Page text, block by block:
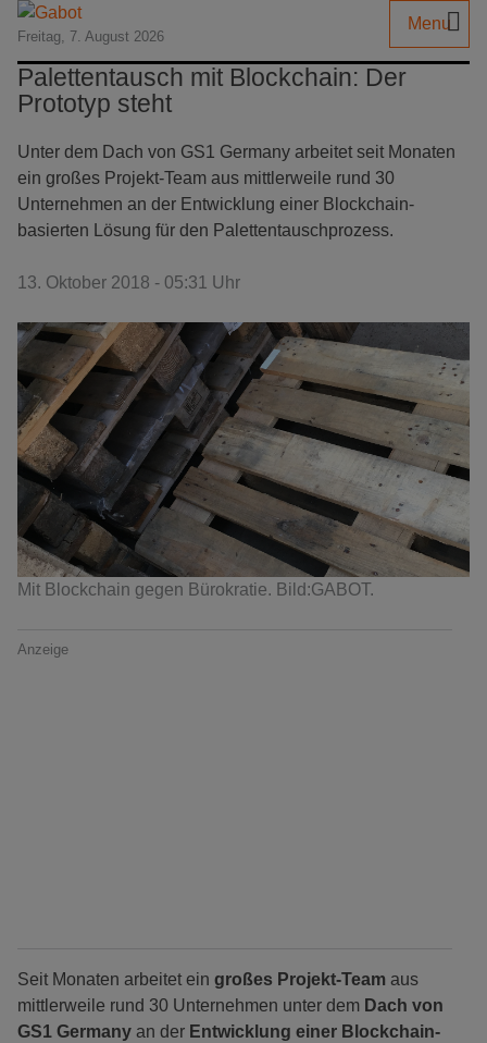
Freitag, 7. August 2026
Menu
Palettentausch mit Blockchain: Der
Prototyp steht
Unter dem Dach von GS1 Germany arbeitet seit Monaten
ein großes Projekt-Team aus mittlerweile rund 30
Unternehmen an der Entwicklung einer Blockchain-
basierten Lösung für den Palettentauschprozess.
13. Oktober 2018 - 05:31 Uhr
Mit Blockchain gegen Bürokratie. Bild:GABOT.
Anzeige
Seit Monaten arbeitet ein großes Projekt-Team aus
mittlerweile rund 30 Unternehmen unter dem Dach von
GS1 Germany an der Entwicklung einer Blockchain-